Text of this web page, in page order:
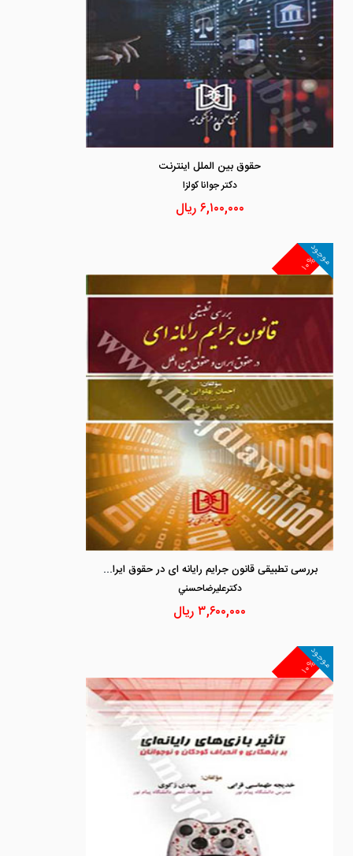
حقوق بین الملل اینترنت
دكتر جوانا كولزا
۶,۱۰۰,۰۰۰ریال
۱۰%
موجود
بررسی تطبیقی قانون جرایم رایانه ای در حقوق ایران و حقوق بین الملل
دكترعليرضاحسني
۳,۶۰۰,۰۰۰ریال
۱۰%
موجود